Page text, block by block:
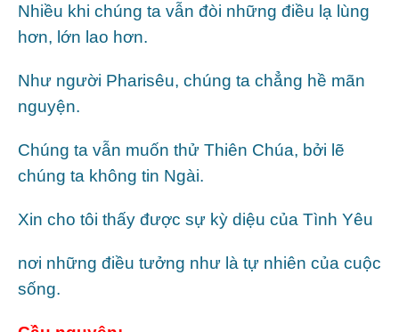
Nhiều khi chúng ta vẫn đòi những điều lạ lùng
hơn, lớn lao hơn.
Như người Pharisêu, chúng ta chẳng hề mãn
nguyện.
Chúng ta vẫn muốn thử Thiên Chúa, bởi lẽ
chúng ta không tin Ngài.
Xin cho tôi thấy được sự kỳ diệu của Tình Yêu
nơi những điều tưởng như là tự nhiên của cuộc
sống.